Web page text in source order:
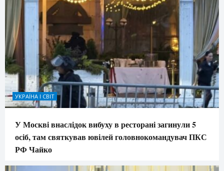
УКРАЇНА І СВІТ
У Москві внаслідок вибуху в ресторані загинули 5
осіб, там святкував ювілей головнокомандувач ПКС
РФ Чайко